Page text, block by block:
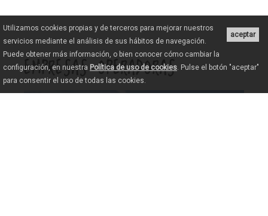
EMPRESAS OPERADORAS
aceptar
Utilizamos cookies propias y de terceros para mejorar nuestros
servicios mediante el análisis de sus hábitos de navegación.
Puede obtener más información, o bien conocer cómo cambiar la
configuración, en nuestra Política de uso de cookies. Pulse el botón "aceptar"
para consentir el uso de todas las cookies.